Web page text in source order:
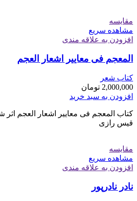
مقایسه
مشاهده سریع
افزودن به علاقه مندی
المعجم فی معاییر اشعار العجم
کتاب شعر
2,000,000 تومان
افزودن به سبد خرید
کتاب المعجم فی معاییر اشعار العجم
قیس رازی
مقایسه
مشاهده سریع
افزودن به علاقه مندی
نادر نادرپور